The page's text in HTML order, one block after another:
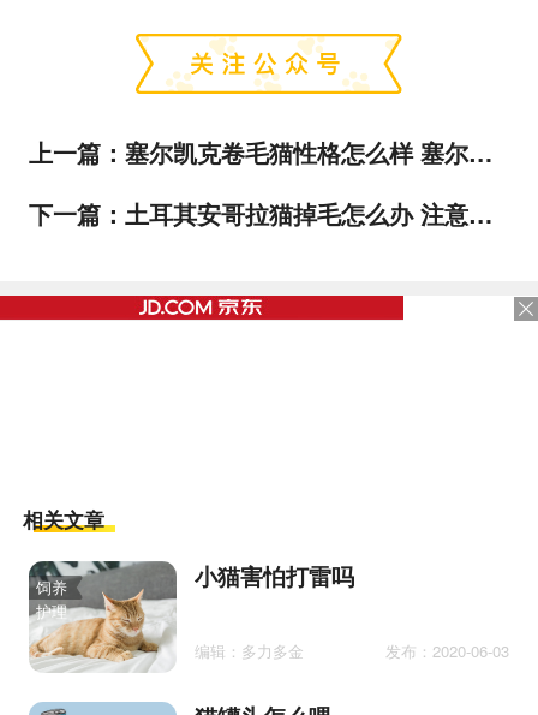
上一篇： 塞尔凯克卷毛猫性格怎么样 塞尔凯克卷毛猫性格介绍
下一篇： 土耳其安哥拉猫掉毛怎么办 注意适度洗澡
相关文章
饲养
护理
小猫害怕打雷吗
编辑：多力多金 发布：2020-06-03